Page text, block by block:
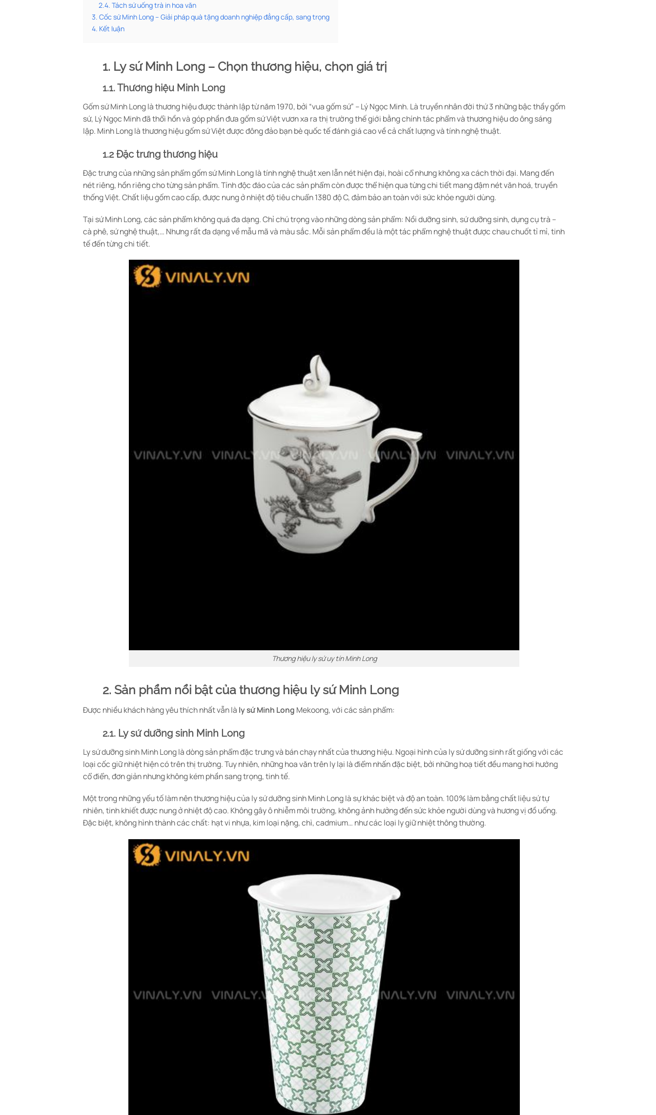
2.4. Tách sứ uống trà in hoa văn
3. Cốc sứ Minh Long – Giải pháp quà tặng doanh nghiệp đẳng cấp, sang trọng
4. Kết luận
1. Ly sứ Minh Long – Chọn thương hiệu, chọn giá trị
1.1. Thương hiệu Minh Long
Gốm sứ Minh Long là thương hiệu được thành lập từ năm 1970, bởi “vua gốm sứ” – Lý Ngọc Minh. Là truyền nhân đời thứ 3 những bậc thầy gốm
sứ, Lý Ngọc Minh đã thổi hồn và góp phần đưa gốm sứ Việt vươn xa ra thị trường thế giới bằng chính tác phẩm và thương hiệu do ông sáng
lập. Minh Long là thương hiệu gốm sứ Việt được đông đảo bạn bè quốc tế đánh giá cao về cả chất lượng và tính nghệ thuật.
1.2 Đặc trưng thương hiệu
Đặc trưng của những sản phẩm gốm sứ Minh Long là tính nghệ thuật xen lẫn nét hiện đại, hoài cổ nhưng không xa cách thời đại. Mang đến
nét riêng, hồn riêng cho từng sản phẩm. Tính độc đáo của các sản phẩm còn được thể hiện qua từng chi tiết mang đậm nét văn hoá, truyền
thống Việt. Chất liệu gốm cao cấp, được nung ở nhiệt độ tiêu chuẩn 1380 độ C, đảm bảo an toàn với sức khỏe người dùng.
Tại sứ Minh Long, các sản phẩm không quá đa dạng. Chỉ chú trọng vào những dòng sản phẩm: Nồi dưỡng sinh, sứ dưỡng sinh, dụng cụ trà –
cà phê, sứ nghệ thuật,… Nhưng rất đa dạng về mẫu mã và màu sắc. Mỗi sản phẩm đều là một tác phẩm nghệ thuật được chau chuốt tỉ mỉ, tinh
tế đến từng chi tiết.
Thương hiệu ly sứ uy tín Minh Long
2. Sản phẩm nổi bật của thương hiệu ly sứ Minh Long
Được nhiều khách hàng yêu thích nhất vẫn là ly sứ Minh Long Mekoong, với các sản phẩm:
2.1. Ly sứ dưỡng sinh Minh Long
Ly sứ dưỡng sinh Minh Long là dòng sản phẩm đặc trưng và bán chạy nhất của thương hiệu. Ngoại hình của ly sứ dưỡng sinh rất giống với các
loại cốc giữ nhiệt hiện có trên thị trường. Tuy nhiên, những hoa văn trên ly lại là điểm nhấn đặc biệt, bởi những hoạ tiết đều mang hơi hướng
cổ điển, đơn giản nhưng không kém phần sang trọng, tinh tế.
Một trong những yếu tố làm nên thương hiệu của ly sứ dưỡng sinh Minh Long là sự khác biệt và độ an toàn. 100% làm bằng chất liệu sứ tự
nhiên, tinh khiết được nung ở nhiệt độ cao. Không gây ô nhiễm môi trường, không ảnh hưởng đến sức khỏe người dùng và hương vị đồ uống.
Đặc biệt, không hình thành các chất: hạt vi nhựa, kim loại nặng, chì, cadmium… như các loại ly giữ nhiệt thông thường.